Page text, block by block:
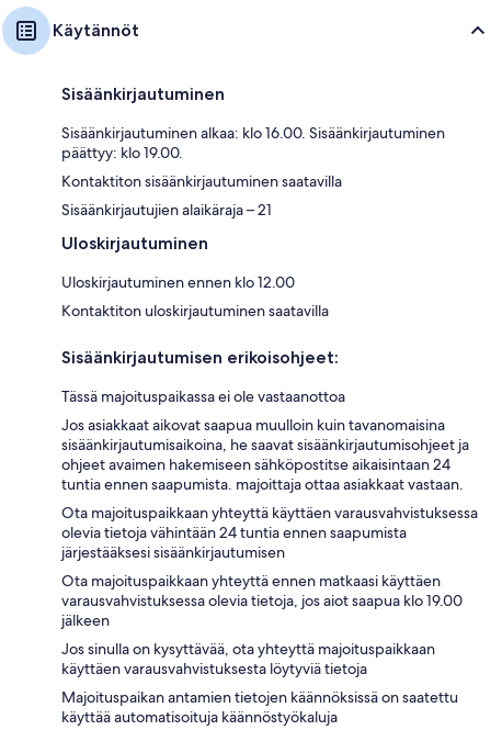
Käytännöt
Sisäänkirjautuminen
Sisäänkirjautuminen alkaa: klo 16.00. Sisäänkirjautuminen
päättyy: klo 19.00.
Kontaktiton sisäänkirjautuminen saatavilla
Sisäänkirjautujien alaikäraja – 21
Uloskirjautuminen
Uloskirjautuminen ennen klo 12.00
Kontaktiton uloskirjautuminen saatavilla
Sisäänkirjautumisen erikoisohjeet:
Tässä majoituspaikassa ei ole vastaanottoa
Jos asiakkaat aikovat saapua muulloin kuin tavanomaisina
sisäänkirjautumisaikoina, he saavat sisäänkirjautumisohjeet ja
ohjeet avaimen hakemiseen sähköpostitse aikaisintaan 24
tuntia ennen saapumista. majoittaja ottaa asiakkaat vastaan.
Ota majoituspaikkaan yhteyttä käyttäen varausvahvistuksessa
olevia tietoja vähintään 24 tuntia ennen saapumista
järjestääksesi sisäänkirjautumisen
Ota majoituspaikkaan yhteyttä ennen matkaasi käyttäen
varausvahvistuksessa olevia tietoja, jos aiot saapua klo 19.00
jälkeen
Jos sinulla on kysyttävää, ota yhteyttä majoituspaikkaan
käyttäen varausvahvistuksesta löytyviä tietoja
Majoituspaikan antamien tietojen käännöksissä on saatettu
käyttää automatisoituja käännöstyökaluja